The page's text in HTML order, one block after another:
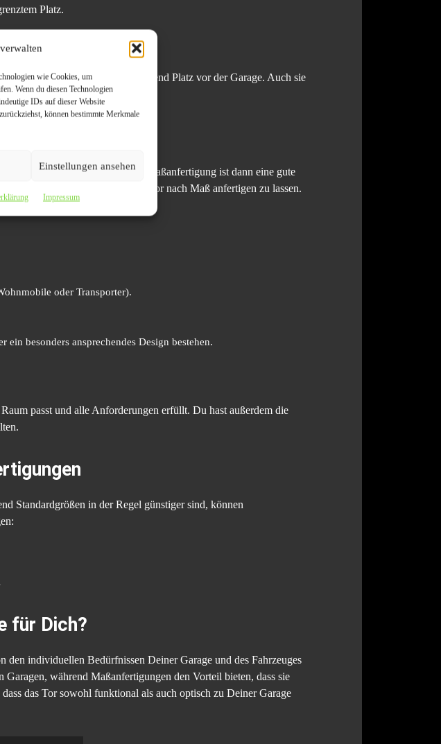
wie Cookies, um
Wenn du diesen Technologien
IDs auf dieser Website
können bestimmte Merkmale
Einstellungen ansehen
Impressum
Platz.
und benötigen daher ausreichend Platz vor der Garage. Auch sie
der Garage. Eine Maßanfertigung ist dann eine gute
ist es sinnvoll, ein Tor nach Maß anfertigen zu lassen.
oder Transporter).
besonders ansprechendes Design bestehen.
passt und alle Anforderungen erfüllt. Du hast außerdem die
Standardgrößen in der Regel günstiger sind, können
für Dich?
individuellen Bedürfnissen Deiner Garage und des Fahrzeuges
während Maßanfertigungen den Vorteil bieten, dass sie
das Tor sowohl funktional als auch optisch zu Deiner Garage